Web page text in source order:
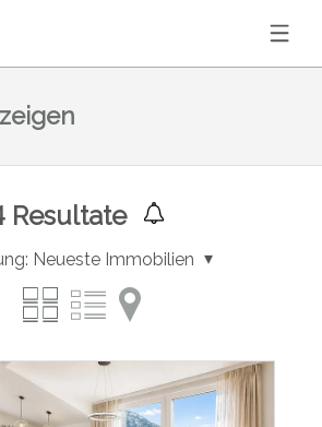
Resultate
Neueste Immobilien